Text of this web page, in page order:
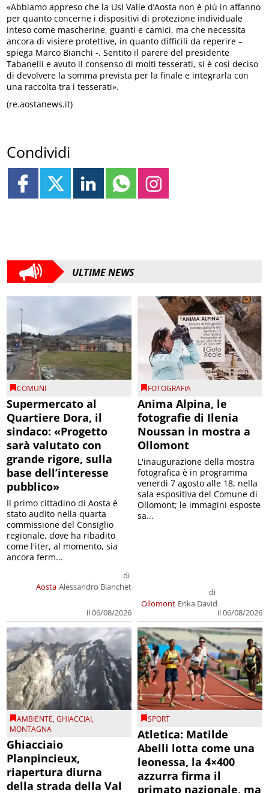
«Abbiamo appreso che la Usl Valle d’Aosta non è più in affanno
per quanto concerne i dispositivi di protezione individuale
inteso come mascherine, guanti e camici, ma che necessita
ancora di visiere protettive, in quanto difficili da reperire –
spiega Marco Bianchi -. Sentito il parere del presidente
Tabanelli e avuto il consenso di molti tesserati, si è così deciso
di devolvere la somma prevista per la finale e integrarla con
una raccolta tra i tesserati».
(re.aostanews.it)
Condividi
ULTIME NEWS
COMUNI
Supermercato al
Quartiere Dora, il
sindaco: «Progetto
sarà valutato con
grande rigore, sulla
base dell’interesse
pubblico»
Aosta
di
Alessandro Bianchet
il 06/08/2026
Il primo cittadino di Aosta è
stato audito nella quarta
commissione del Consiglio
regionale, dove ha ribadito
come l'iter, al momento, sia
ancora ferm...
FOTOGRAFIA
Anima Alpina, le
fotografie di Ilenia
Noussan in mostra a
Ollomont
Ollomont
di
Erika David
il 06/08/2026
L'inaugurazione della mostra
fotografica è in programma
venerdì 7 agosto alle 18, nella
sala espositiva del Comune di
Ollomont; le immagini esposte
sa...
AMBIENTE,GHIACCIAI,
MONTAGNA
Ghiacciaio
Planpincieux,
riapertura diurna
della strada della Val
SPORT
Atletica: Matilde
Abelli lotta come una
leonessa, la 4×400
azzurra firma il
primato nazionale, ma